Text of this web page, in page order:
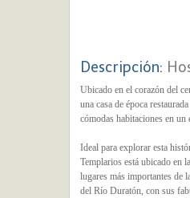
Descripción:
Ubicado en el corazón del
una casa de época
cómodas habitaciones en
Ideal para explorar esta
Templarios está ubicado en
lugares más importantes de
del Río Duratón, con sus